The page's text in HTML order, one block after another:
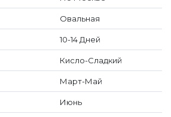
Овальная
10-14 Дней
Кисло-Сладкий
Март-Май
Июнь